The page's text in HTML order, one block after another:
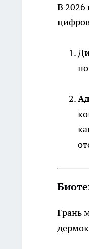
В 2026
Грань